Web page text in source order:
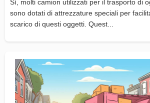
Sì, molti camion utilizzati per il trasporto di
sono dotati di attrezzature speciali per
scarico di questi oggetti. Quest...